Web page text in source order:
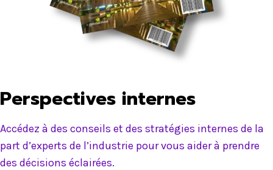
Perspectives internes
Accédez à des conseils et des stratégies internes de la
part d’experts de l’industrie pour vous aider à prendre
des décisions éclairées.